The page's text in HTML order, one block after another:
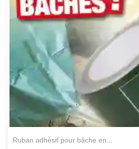
ruban adhésif pour bâche en...